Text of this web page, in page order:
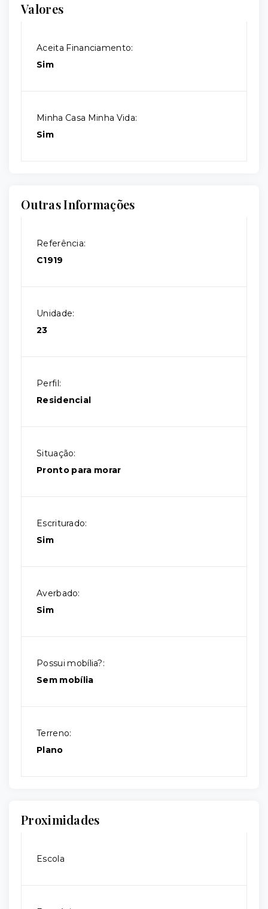
Valores
Aceita Financiamento:
Sim
Minha Casa Minha Vida:
Sim
Outras Informações
Referência:
C1919
Unidade:
23
Perfil:
Residencial
Situação:
Pronto para morar
Escriturado:
Sim
Averbado:
Sim
Possui mobília?:
Sem mobília
Terreno:
Plano
Proximidades
Escola